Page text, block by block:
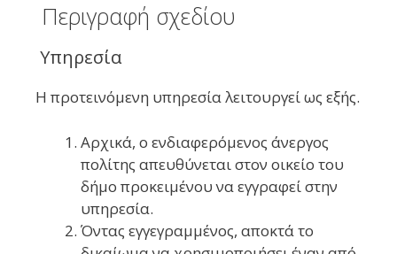
Περιγραφή σχεδίου
Υπηρεσία
Η προτεινόμενη υπηρεσία λειτουργεί ως εξής.
Αρχικά, ο ενδιαφερόμενος άνεργος
πολίτης απευθύνεται στον οικείο του
δήμο προκειμένου να εγγραφεί στην
υπηρεσία.
Όντας εγγεγραμμένος, αποκτά το